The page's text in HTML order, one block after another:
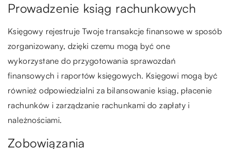
Prowadzenie ksiąg rachunkowych
Księgowy rejestruje Twoje transakcje finansowe w sposób
zorganizowany, dzięki czemu mogą być one
wykorzystane do przygotowania sprawozdań
finansowych i raportów księgowych. Księgowi mogą być
również odpowiedzialni za bilansowanie ksiąg, płacenie
rachunków i zarządzanie rachunkami do zapłaty i
należnościami.
Zobowiązania